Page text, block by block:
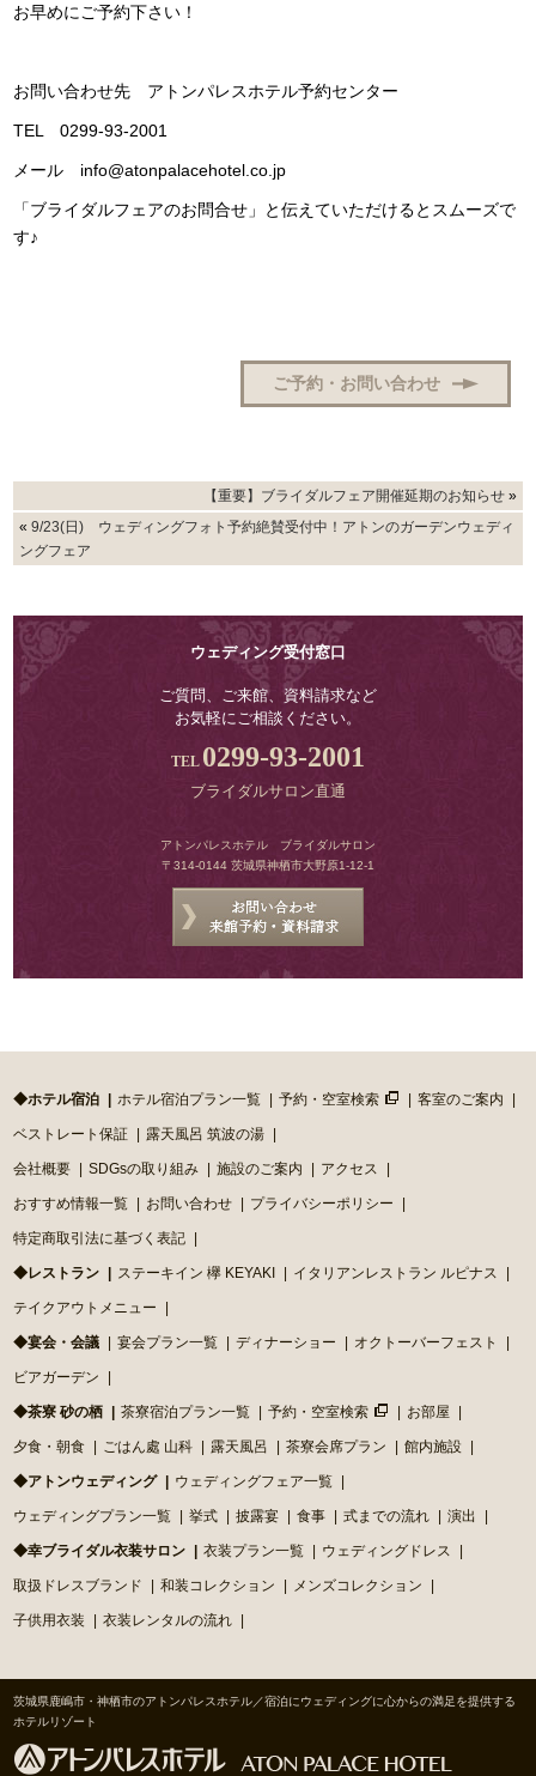
お早めにご予約下さい！
お問い合わせ先 アトンパレスホテル予約センター
TEL 0299-93-2001
メール info@atonpalacehotel.co.jp
「ブライダルフェアのお問合せ」と伝えていただけるとスムーズで
す♪
ご予約・お問い合わせ
【重要】ブライダルフェア開催延期のお知らせ»
«9/23(日) ウェディングフォト予約絶賛受付中！アトンのガーデンウェディ
ングフェア
ウェディング受付窓口
ご質問、ご来館、資料請求など
お気軽にご相談ください。
0299-93-2001
ブライダルサロン直通
アトンパレスホテル ブライダルサロン
〒314-0144 茨城県神栖市大野原1-12-1
◆ホテル宿泊 ホテル宿泊プラン一覧 予約・空室検索 客室のご案内
ベストレート保証 露天風呂 筑波の湯
会社概要 SDGsの取り組み 施設のご案内 アクセス
おすすめ情報一覧 お問い合わせ プライバシーポリシー
特定商取引法に基づく表記
◆レストラン ステーキイン 欅 KEYAKI イタリアンレストラン ルピナス
テイクアウトメニュー
◆宴会・会議 宴会プラン一覧 ディナーショー オクトーバーフェスト
ビアガーデン
◆茶寮 砂の栖 茶寮宿泊プラン一覧 予約・空室検索 お部屋
夕食・朝食 ごはん處 山科 露天風呂 茶寮会席プラン 館内施設
◆アトンウェディング ウェディングフェア一覧
ウェディングプラン一覧 挙式 披露宴 食事 式までの流れ 演出
◆幸ブライダル衣装サロン 衣装プラン一覧 ウェディングドレス
取扱ドレスブランド 和装コレクション メンズコレクション
子供用衣装 衣装レンタルの流れ
茨城県鹿嶋市・神栖市のアトンパレスホテル／宿泊にウェディングに心からの満足を提供する
ホテルリゾート